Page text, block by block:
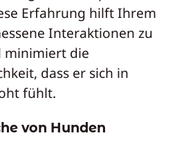
Erfahrung hilft Ihrem
Interaktionen zu
minimiert die
dass er sich in
fühlt.
von Hunden